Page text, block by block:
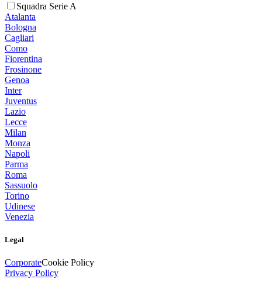
Squadra Serie A
Atalanta
Bologna
Cagliari
Como
Fiorentina
Frosinone
Genoa
Inter
Juventus
Lazio
Lecce
Milan
Monza
Napoli
Parma
Roma
Sassuolo
Torino
Udinese
Venezia
Legal
CorporateCookie Policy
Privacy Policy